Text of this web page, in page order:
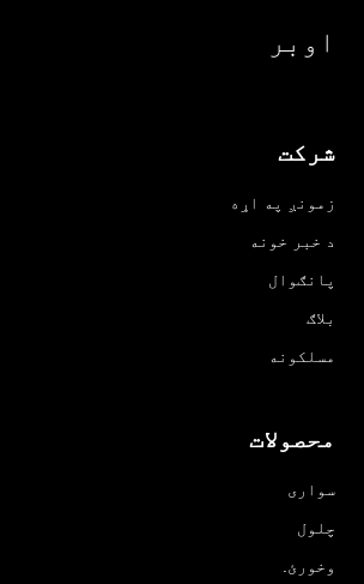
اوبر
شرکت
زمونږ په اړه
د خبر خونه
پانګوال
بلاګ
مسلکونه
محصولات
سواری
چلول
وخورئ.